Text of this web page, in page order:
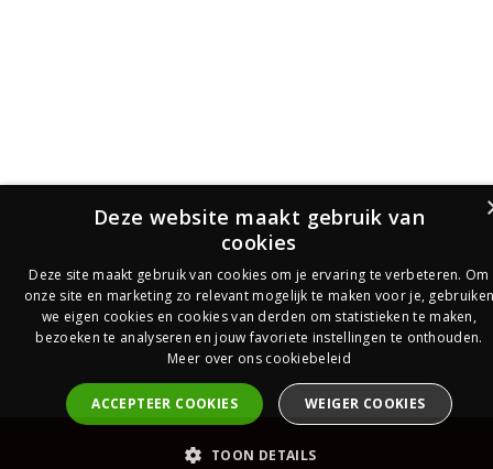
PrijsOfferte
Deze website maakt gebruik van
cookies
Deze site maakt gebruik van cookies om je ervaring te verbeteren. Om
onze site en marketing zo relevant mogelijk te maken voor je,
we eigen cookies en cookies van derden om statistieken te maken,
bezoeken te analyseren en jouw favoriete instellingen te onthouden.
Meer over ons cookiebeleid
ACCEPTEER COOKIES WEIGER COOKIES
TOON DETAILS